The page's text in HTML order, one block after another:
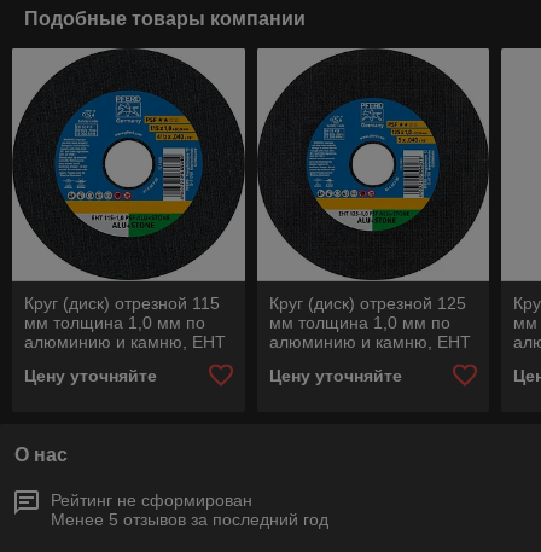
Подобные товары компании
Круг (диск) отрезной 115
мм толщина 1,0 мм по
алюминию и камню, EHT
115-1,0 PSF ALU+STONE,
Pferd
Цену уточняйте
Круг (диск) отрезной 125
мм толщина 1,0 мм по
алюминию и камню, EHT
125-1,0 PSF ALU+STONE,
Pferd
Цену уточняйте
мм
О нас
Рейтинг не сформирован
Менее 5 отзывов за последний год